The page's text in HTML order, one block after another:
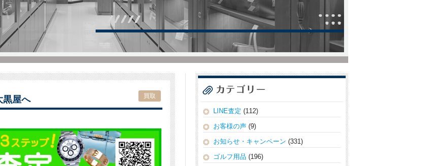
黒屋へ 買取
LINE査定 (112)
お客様の声 (9)
お知らせ・キャンペーン (331)
ゴルフ用品 (196)